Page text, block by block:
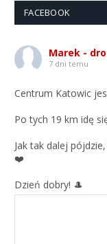
FACEBOOK
Marek -
7 dni temu
Centrum Katowic
Po tych 19 km idę
Jak tak dalej
❤️
Dzień dobry! 🎩